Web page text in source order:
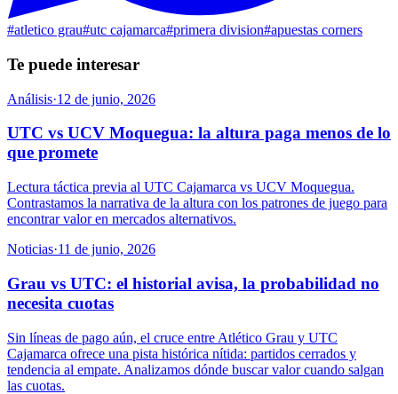
#atletico grau#utc cajamarca#primera division#apuestas corners
Te puede interesar
Análisis·12 de junio, 2026
UTC vs UCV Moquegua: la altura paga menos de lo
que promete
Lectura táctica previa al UTC Cajamarca vs UCV Moquegua.
Contrastamos la narrativa de la altura con los patrones de juego para
encontrar valor en mercados alternativos.
Noticias·11 de junio, 2026
Grau vs UTC: el historial avisa, la probabilidad no
necesita cuotas
Sin líneas de pago aún, el cruce entre Atlético Grau y UTC
Cajamarca ofrece una pista histórica nítida: partidos cerrados y
tendencia al empate. Analizamos dónde buscar valor cuando salgan
las cuotas.